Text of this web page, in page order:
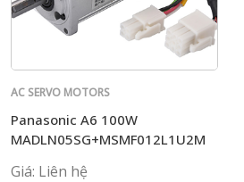
AC SERVO MOTORS
Panasonic A6 100W
MADLN05SG+MSMF012L1U2M
Giá: Liên hệ